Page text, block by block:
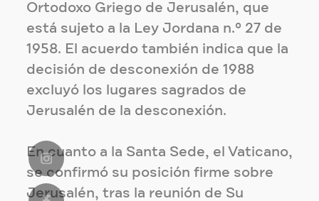
Ortodoxo Griego de Jerusalén, que
está sujeto a la Ley Jordana n.º 27 de
1958. El acuerdo también indica que la
decisión de desconexión de 1988
excluyó los lugares sagrados de
Jerusalén de la desconexión.
En cuanto a la Santa Sede, el Vaticano,
se confirmó su posición firme sobre
Jerusalén, tras la reunión de Su